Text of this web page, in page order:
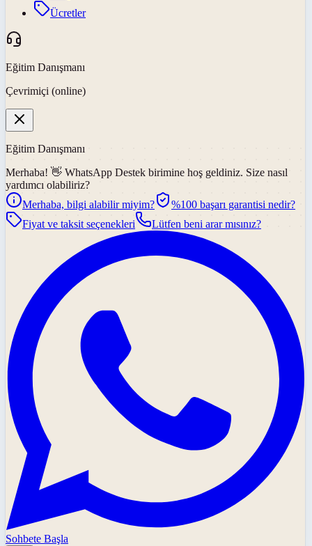
Ücretler
Eğitim Danışmanı
Çevrimiçi (online)
Eğitim Danışmanı
Merhaba! 👋 WhatsApp Destek birimine hoş geldiniz. Size nasıl
yardımcı olabiliriz?
Merhaba, bilgi alabilir miyim?
%100 başarı garantisi nedir?
Fiyat ve taksit seçenekleri
Lütfen beni arar mısınız?
Sohbete Başla